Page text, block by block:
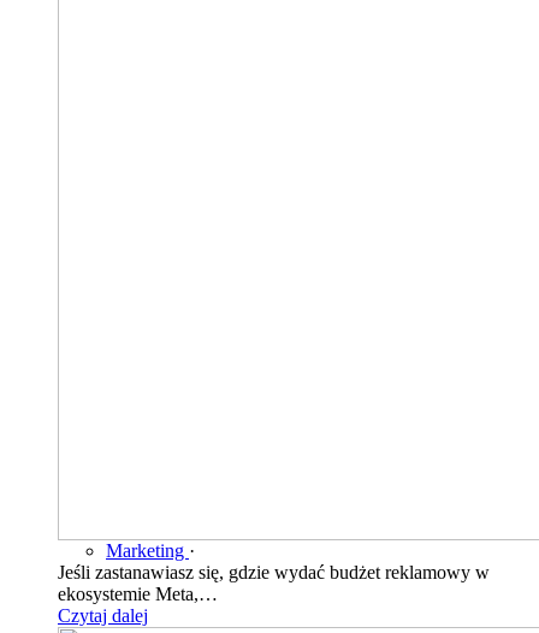
Marketing ·
Jeśli zastanawiasz się, gdzie wydać budżet reklamowy w
ekosystemie Meta,…
Czytaj dalej